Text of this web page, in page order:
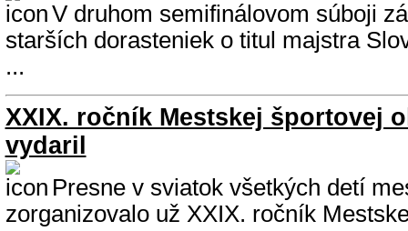
V druhom semifinálovom súboji
starších dorasteniek o titul majstra
...
XXIX. ročník Mestskej športovej
vydaril
Presne v sviatok všetkých detí
zorganizovalo už XXIX. ročník